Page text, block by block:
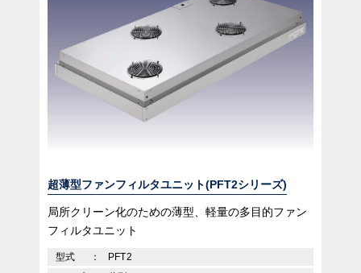
超薄型ファンフィルタユニット(PFT2シリーズ)
局所クリーン化のための薄型、軽量の多目的ファン
フィルタユニット
型式
PFT2